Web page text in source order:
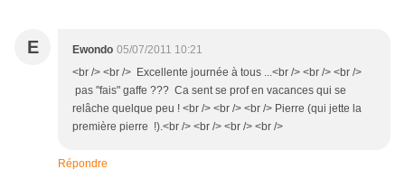
E Ewondo 05/07/2011 10:21
<br /> <br /> Excellente journée à tous ...<br /> <br /> <br />
pas "fais" gaffe ??? Ca sent se prof en vacances qui se
relâche quelque peu ! <br /> <br /> <br /> Pierre (qui jette la
première pierre !).<br /> <br /> <br /> <br />
Répondre